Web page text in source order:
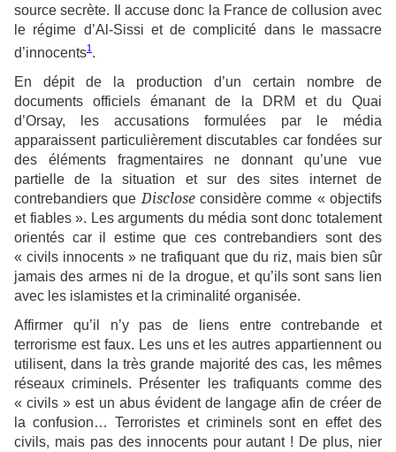
source secrète. Il accuse donc la France de collusion avec
le régime d’Al-Sissi et de complicité dans le massacre
d’innocents1.
En dépit de la production d’un certain nombre de
documents officiels émanant de la DRM et du Quai
d’Orsay, les accusations formulées par le média
apparaissent particulièrement discutables car fondées sur
des éléments fragmentaires ne donnant qu’une vue
partielle de la situation et sur des sites internet de
contrebandiers que Discloseconsidère comme « objectifs
et fiables ». Les arguments du média sont donc totalement
orientés car il estime que ces contrebandiers sont des
« civils innocents » ne trafiquant que du riz, mais bien sûr
jamais des armes ni de la drogue, et qu’ils sont sans lien
avec les islamistes et la criminalité organisée.
Affirmer qu’il n’y pas de liens entre contrebande et
terrorisme est faux. Les uns et les autres appartiennent ou
utilisent, dans la très grande majorité des cas, les mêmes
réseaux criminels. Présenter les trafiquants comme des
« civils » est un abus évident de langage afin de créer de
la confusion… Terroristes et criminels sont en effet des
civils, mais pas des innocents pour autant ! De plus, nier